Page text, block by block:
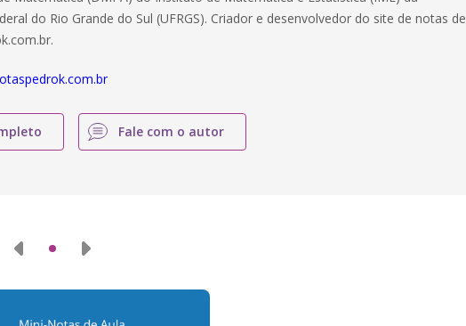
do Rio Grande do Sul (UFRGS). Criador e desenvolvedor do site de notas de
Fale com o autor